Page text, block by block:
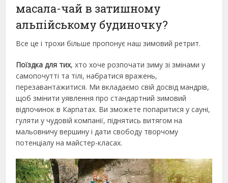
масала-чай в затишному
альпійському будиночку?
Все це і трохи більше пропонує наш зимовий ретрит.
Поїздка для тих, хто хоче розпочати зиму зі змінами у
самопочутті та тілі, набратися вражень,
перезавантажитися. Ми вкладаємо свій досвід мандрів,
щоб змінити уявлення про стандартний зимовий
відпочинок в Карпатах. Ви зможете попаритися у сауні,
гуляти у чудовій компанії, піднятись витягом на
мальовничу вершину і дати свободу творчому
потенціалу на майстер-класах.